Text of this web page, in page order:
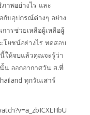
าพอย่างไร และ
กับอุปกรณ์ต่างๆ อย่าง
ารช่วยเหลือผู้เหลือผู้
โยชน์อย่างไร ทดสอบ
ให้จบแล้วคุณจะรู้ว่า
น ออกอากาศวัน ส.ที่
ทุกวันเสาร์